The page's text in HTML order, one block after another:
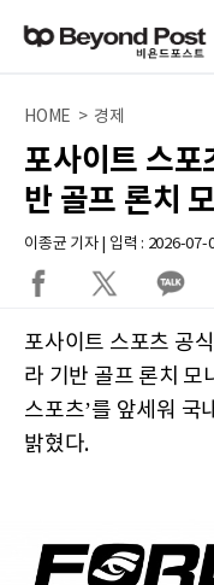
HOME > 경제
포사이트 스포
반 골프 론치
이종균 기자 | 입력 : 2026-07-
포사이트 스포츠 공
라 기반 골프 론치 모
스포츠’를 앞세워 국
밝혔다.